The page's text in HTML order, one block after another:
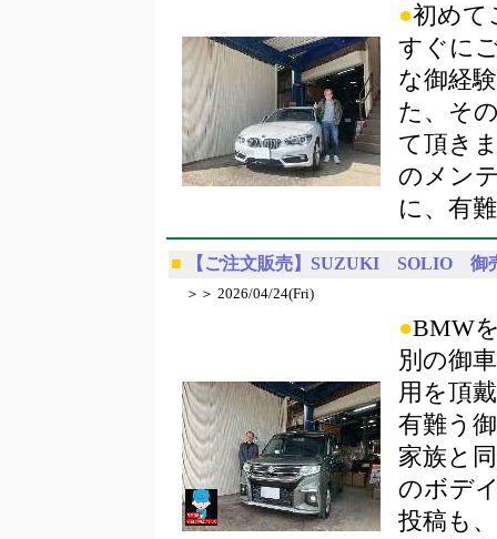
●初めて
すぐに
な御経
た、そ
て頂き
のメン
に、有
■ 【ご注文販売】SUZUKI SOLIO 御
＞＞ 2026/04/24(Fri)
●BMW
別の御
用を頂
有難う
家族と
のボデ
投稿も